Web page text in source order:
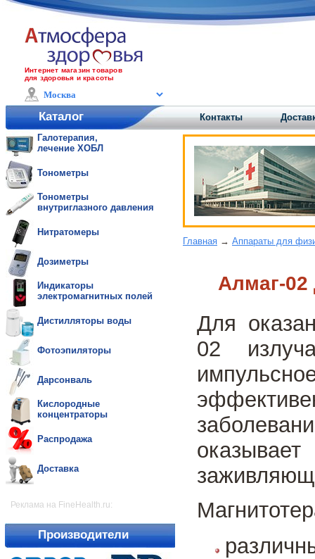
Интернет магазин товаров
для здоровья и красоты
Каталог Контакты
Галотерапия,
лечение ХОБЛ
Тонометры
Тонометры
внутриглазного давления
Нитратомеры
Дозиметры
Индикаторы
электромагнитных полей
Дистилляторы воды
Фотоэпиляторы
Дарсонваль
Кислородные
концентраторы
Распродажа
Доставка
Реклама на FineHealth.ru:
Производители
Главная → Аппараты для
Алмаг-02
Для
02